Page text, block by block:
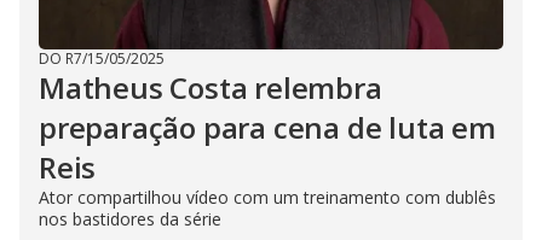
DO R7/15/05/2025
Matheus Costa relembra
preparação para cena de luta em
Reis
Ator compartilhou vídeo com um treinamento com dublês
nos bastidores da série